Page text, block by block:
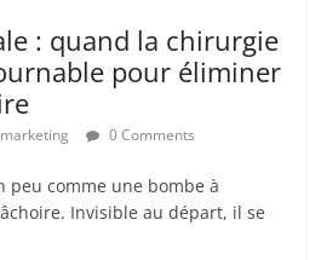
: quand la chirurgie
pour éliminer
0 Comments
peu comme une bombe à
Invisible au départ, il se